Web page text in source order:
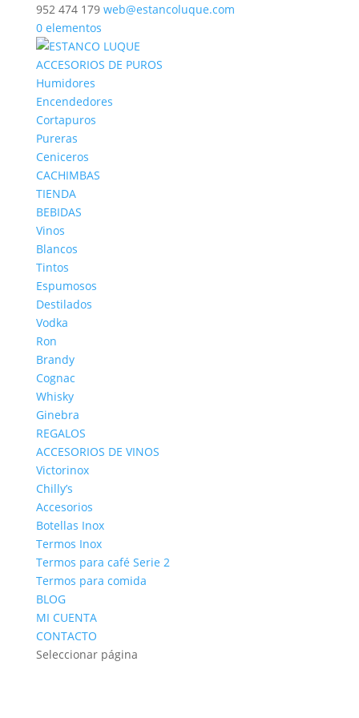
952 474 179 web@estancoluque.com
0 elementos
ACCESORIOS DE PUROS
Humidores
Encendedores
Cortapuros
Pureras
Ceniceros
CACHIMBAS
TIENDA
BEBIDAS
Vinos
Blancos
Tintos
Espumosos
Destilados
Vodka
Ron
Brandy
Cognac
Whisky
Ginebra
REGALOS
ACCESORIOS DE VINOS
Victorinox
Chilly’s
Accesorios
Botellas Inox
Termos Inox
Termos para café Serie 2
Termos para comida
BLOG
MI CUENTA
CONTACTO
Seleccionar página